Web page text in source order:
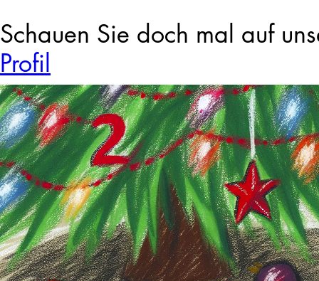
Schauen Sie doch mal auf
Profil